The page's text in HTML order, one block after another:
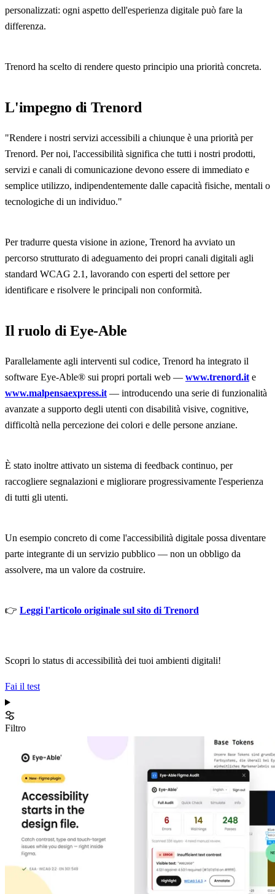
personalizzati: ogni aspetto dell'esperienza digitale può fare la
differenza.
Trenord ha scelto di rendere questo principio una priorità concreta.
L'impegno di Trenord
"Rendere i nostri servizi accessibili a chiunque è una priorità per
Trenord. Per noi, l'accessibilità significa che tutti i nostri prodotti,
servizi e canali di comunicazione devono essere di immediato e
semplice utilizzo, indipendentemente dalle capacità fisiche, mentali o
tecnologiche di un individuo."
Per tradurre questa visione in azione, Trenord ha avviato un
percorso strutturato di adeguamento dei propri canali digitali agli
standard WCAG 2.1, lavorando con esperti del settore per
identificare e risolvere le principali non conformità.
Il ruolo di Eye-Able
Parallelamente agli interventi sul codice, Trenord ha integrato il
software Eye-Able® sui propri portali web — www.trenord.it e
www.malpensaexpress.it — introducendo una serie di funzionalità
avanzate a supporto degli utenti con disabilità visive, cognitive,
difficoltà nella percezione dei colori e delle persone anziane.
È stato inoltre attivato un sistema di feedback continuo, per
raccogliere segnalazioni e migliorare progressivamente l'esperienza
di tutti gli utenti.
Un esempio concreto di come l'accessibilità digitale possa diventare
parte integrante di un servizio pubblico — non un obbligo da
assolvere, ma un valore da costruire.
👉 Leggi l'articolo originale sul sito di Trenord
Scopri lo status di accessibilità dei tuoi ambienti digitali!
Fai il test
Filtro